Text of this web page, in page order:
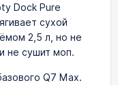
Dock Pure
сухой
2,5 л, но не
не сушит моп.
Q7 Max.